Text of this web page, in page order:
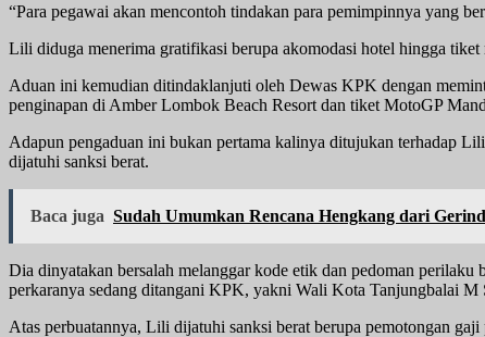
“Para pegawai akan mencontoh tindakan para pemimpinnya yang
Lili diduga menerima gratifikasi berupa akomodasi hotel hingga
Aduan ini kemudian ditindaklanjuti oleh Dewas KPK dengan
penginapan di Amber Lombok Beach Resort dan tiket MotoGP
Adapun pengaduan ini bukan pertama kalinya ditujukan terhadap
dijatuhi sanksi berat.
Baca juga Sudah Umumkan Rencana Hengkang dari
Dia dinyatakan bersalah melanggar kode etik dan pedoman
perkaranya sedang ditangani KPK, yakni Wali Kota Tanjungbalai M
Atas perbuatannya, Lili dijatuhi sanksi berat berupa pemotongan